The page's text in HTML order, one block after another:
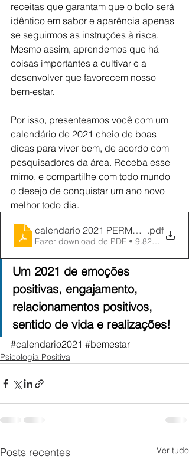
receitas que garantam que o bolo será
idêntico em sabor e aparência apenas
se seguirmos as instruções à risca.
Mesmo assim, aprendemos que há
coisas importantes a cultivar e a
desenvolver que favorecem nosso
bem-estar.
Por isso, presenteamos você com um
calendário de 2021 cheio de boas
dicas para viver bem, de acordo com
pesquisadores da área. Receba esse
mimo, e compartilhe com todo mundo
o desejo de conquistar um ano novo
melhor todo dia.
calendario 2021 PERMA-BR.pdf
Fazer download de PDF • 9.82MB
Um 2021 de emoções
positivas, engajamento,
relacionamentos positivos,
sentido de vida e realizações!
#calendario2021 #bemestar
Psicologia Positiva
Posts recentes Ver tudo